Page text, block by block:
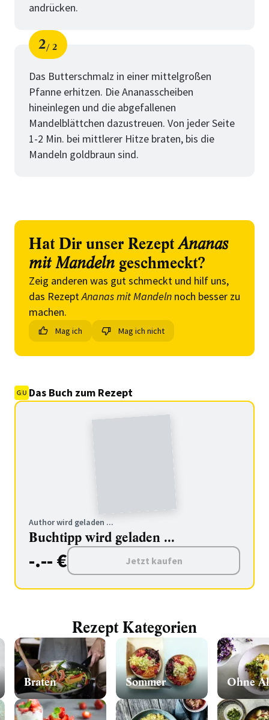
andrücken.
Schritt
2
von
2
Das Butterschmalz in einer mittelgroßen
Pfanne erhitzen. Die Ananasscheiben
hineinlegen und die abgefallenen
Mandelblättchen dazustreuen. Von jeder Seite
1-2 Min. bei mittlerer Hitze braten, bis die
Mandeln goldbraun sind.
Hat Dir unser RezeptAnanas
mit Mandeln geschmeckt?
Zeig anderen was gut schmeckt und hilf uns,
das RezeptAnanas mit Mandeln noch besser zu
machen.
Mag ich Mag ich nicht
Das Buch zum Rezept
Author wird geladen ...
Buchtipp wird geladen ...
-.-- € Jetzt kaufen
Rezept Kategorien
Braten Sommer Ohne